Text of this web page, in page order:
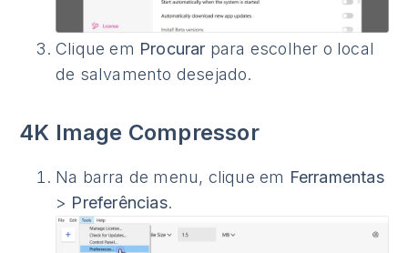
Clique em Procurar para escolher o local
de salvamento desejado.
4K Image Compressor
Na barra de menu, clique em Ferramentas
> Preferências.